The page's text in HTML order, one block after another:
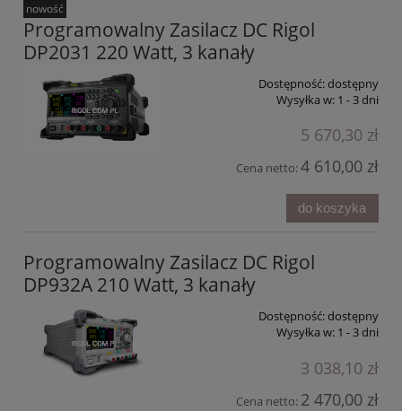
Programowalny Zasilacz DC Rigol
DP2031 220 Watt, 3 kanały
Dostępność:dostępny
Wysyłka w: 1 - 3 dni
5 670,30 zł
Cena netto:4 610,00 zł
do koszyka
nowość
Programowalny Zasilacz DC Rigol
DP932A 210 Watt, 3 kanały
Dostępność:dostępny
Wysyłka w: 1 - 3 dni
3 038,10 zł
Cena netto: 2 470,00 zł